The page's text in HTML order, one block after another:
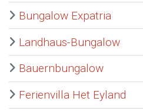
Bungalow Expatria
Landhaus-Bungalow
Bauernbungalow
Ferienvilla Het Eyland